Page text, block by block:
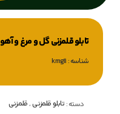
تابلو قلمزنی گل و مرغ و آهو
شناسه : kmg11
دسته : تابلو قلمزنی,قلمزنی